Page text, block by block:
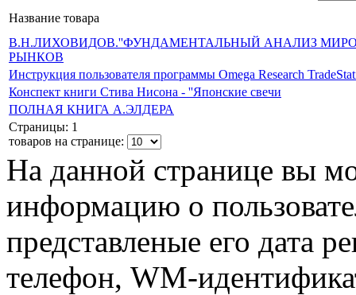
Название товара
В.Н.ЛИХОВИДОВ.''ФУНДАМЕНТАЛЬНЫЙ АНАЛИЗ
РЫНКОВ
Инструкция пользователя программы Omega Research
Конспект книги Стива Нисона - ''Японские свечи
ПОЛНАЯ КНИГА А.ЭЛДЕРА
Страницы: 1
товаров на странице:
На данной странице вы
информацию о
представленые его дата
телефон, WM-